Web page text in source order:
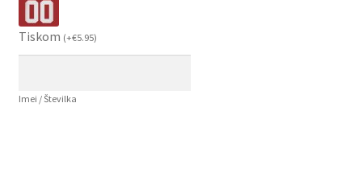
Tiskom (+€5.95)
Imei / Številka